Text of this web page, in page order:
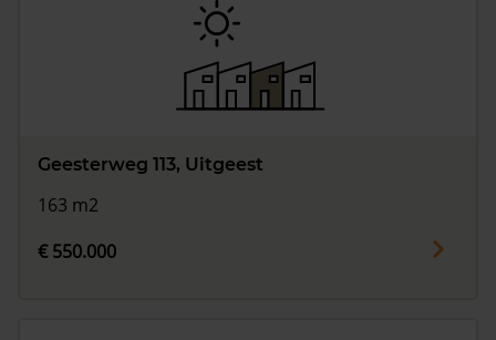
Geesterweg 113, Uitgeest
163 m2
€ 550.000